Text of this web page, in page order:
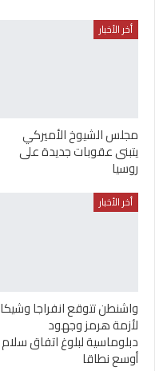
أخر الأخبار
مجلس الشيوخ الأميركي
يتبنى عقوبات جديدة على
روسيا
أخر الأخبار
واشنطن تتوقع انفراجا وشيكا
لأزمة هرمز وجهود
دبلوماسية لبلوغ اتفاق سلام
أوسع نطاقا